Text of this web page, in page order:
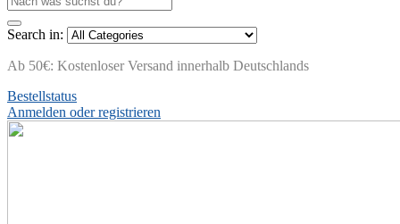
Search in:
Ab 50€: Kostenloser Versand innerhalb Deutschlands
Bestellstatus
Anmelden oder registrieren